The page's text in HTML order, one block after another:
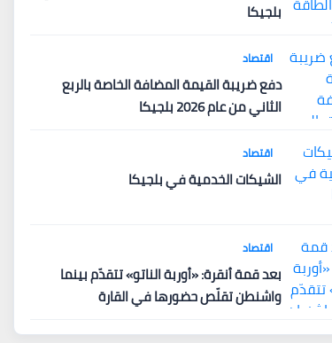
بلجيكا
اقتصاد
دفع ضريبة القيمة المضافة الخاصة بالربع
الثاني من عام 2026 بلجيكا
اقتصاد
الشيكات الخدمية في بلجيكا
اقتصاد
بعد قمة أنقرة: «أوربة الناتو» تتقدّم بينما
واشنطن تقلّص حضورها في القارة